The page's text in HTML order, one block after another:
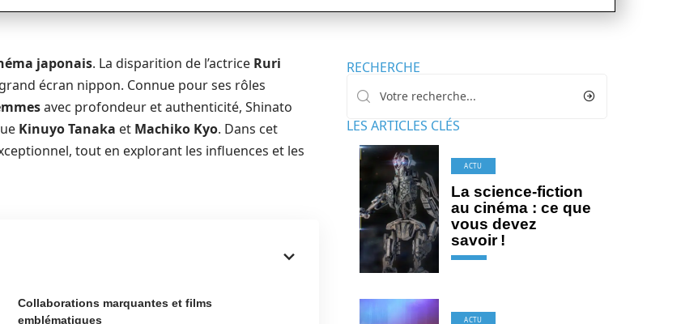
japonais. La disparition de l’actrice Ruri
écran nippon. Connue pour ses rôles
avec profondeur et authenticité, Shinato
Kinuyo Tanaka et Machiko Kyo. Dans cet
tout en explorant les influences et les
Collaborations marquantes et films
emblématiques
RECHERCHE
LES ARTICLES CLÉS
ACTU
La science-fiction
au cinéma : ce que
vous devez
savoir !
ACTU